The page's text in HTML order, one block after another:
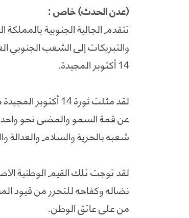
(عدن الحدث) خاص :
تتقدم الجالية الجنوبية
14 أكتوبر المجيدة.
لقد مثلت ثورة 14
عن قمة السمو والمضي نحو
شعبه بالحرية والسلام والعدالة
لقد توجت تلك القيم الوطنية
نضاله وكفاحه للتحرر من قيود
من على عاتق الوطن.